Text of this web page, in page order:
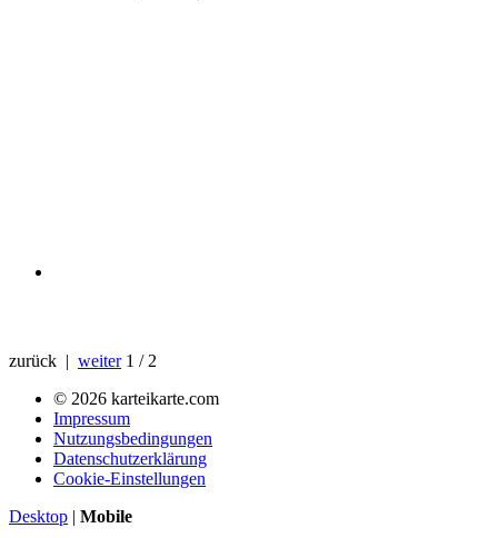
zurück | weiter 1 / 2
© 2026 karteikarte.com
Impressum
Nutzungsbedingungen
Datenschutzerklärung
Cookie-Einstellungen
Desktop | Mobile